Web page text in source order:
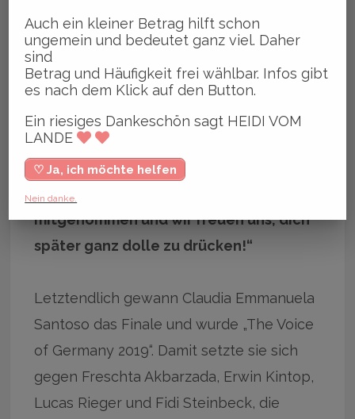
Chrischan Kloppenburg (re.) schrieb:
„Du hast uns heute Abend so
mitgenommen und wir freuen uns, dich
später ganz dolle zu drücken!“
Letztendlich gewann Claudia Emmanuela
Santoso das Finale und wurde „The Voice
of Germany 2019“. Damit setzte sie sich
gegen Freschta Akbarzada, Erwin Kintop,
Lucas Rieger und Fidi Steinbeck, die
Auch ein kleiner Betrag hilft schon
ungemein und bedeutet ganz viel. Daher
sind
Betrag und Häufigkeit frei wählbar. Infos gibt
es nach dem Klick auf den Button.
Ein riesiges Dankeschön sagt HEIDI VOM
LANDE
♡ Ja, ich möchte helfen
Nein danke.